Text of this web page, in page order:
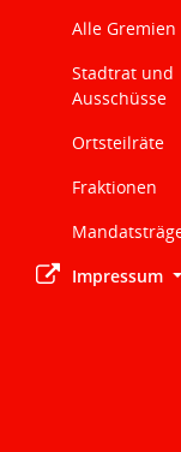
Alle Gremien
Stadtrat und
Ausschüsse
Ortsteilräte
Fraktionen
Impressum